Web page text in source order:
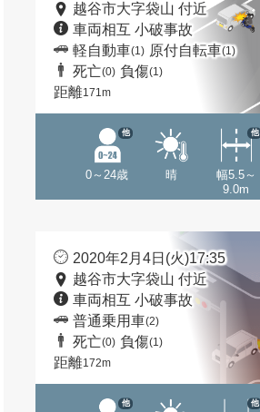
越谷市大字袋山 付近
車両相互 小破事故
軽自動車(1) 原付自転車(1)
死亡(0) 負傷(1)
距離171m
0～24歳
他
晴
幅5.5～
9.0m
他
2020年2月4日(火)17:35
越谷市大字袋山 付近
車両相互 小破事故
普通乗用車(2)
死亡(0) 負傷(1)
距離172m
他 他